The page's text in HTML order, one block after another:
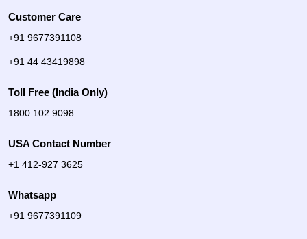
Customer Care
+91 9677391108
+91 44 43419898
Toll Free (India Only)
1800 102 9098
USA Contact Number
+1 412-927 3625
Whatsapp
+91 9677391109